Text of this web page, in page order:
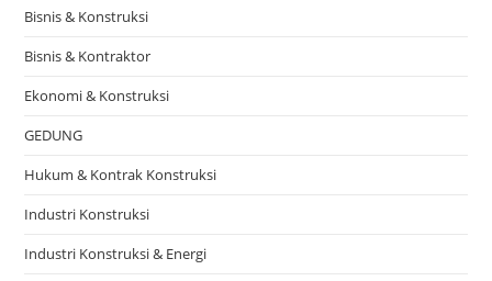
Bisnis & Konstruksi
Bisnis & Kontraktor
Ekonomi & Konstruksi
GEDUNG
Hukum & Kontrak Konstruksi
Industri Konstruksi
Industri Konstruksi & Energi